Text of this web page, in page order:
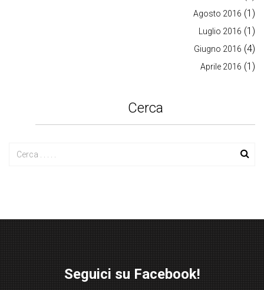
Agosto 2016 (1)
Luglio 2016 (1)
Giugno 2016 (4)
Aprile 2016 (1)
Cerca
Seguici su Facebook!